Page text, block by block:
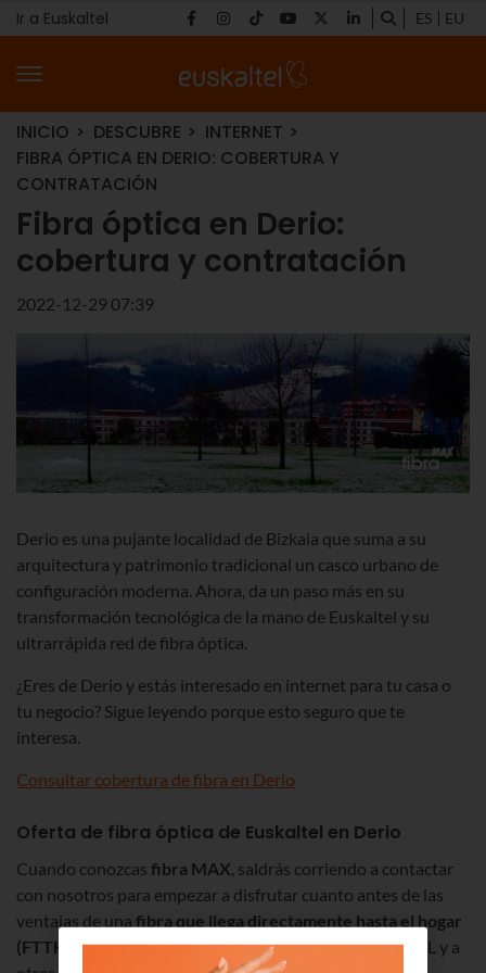
Ir a Euskaltel ES EU
INICIO DESCUBRE
INTERNET
FIBRA ÓPTICA EN DERIO: COBERTURA Y
CONTRATACIÓN
Fibra óptica en Derio:
cobertura y contratación
2022-12-29 07:39
Derio es una pujante localidad de Bizkaia que suma a su
arquitectura y patrimonio tradicional un casco urbano de
configuración moderna. Ahora, da un paso más en su
transformación tecnológica de la mano de Euskaltel y su
ultrarrápida red de fibra óptica.
¿Eres de Derio y estás interesado en internet para tu casa o
tu negocio? Sigue leyendo porque esto seguro que te
interesa.
Consultar cobertura de fibra en Derio
Oferta de fibra óptica de Euskaltel en Derio
Cuando conozcas fibra MAX, saldrás corriendo a contactar
con nosotros para empezar a disfrutar cuanto antes de las
ventajas de una fibra que llega directamente hasta el hogar
(FTTH)
y que ofrece velocidades muy superiores al ADSL y a